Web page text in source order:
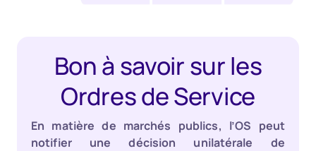
Bon à savoir sur les
Ordres de Service
En matière de marchés publics, l’OS peut
notifier une décision unilatérale de